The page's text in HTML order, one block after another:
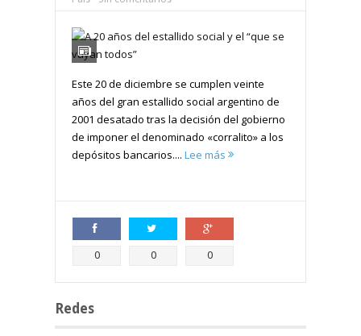
Este 20 de diciembre se cumplen veinte
años del gran estallido social argentino de
2001 desatado tras la decisión del gobierno
de imponer el denominado «corralito» a los
depósitos bancarios.... Lee más
Compartir
0 Compartir
0 Compartir
0
Redes